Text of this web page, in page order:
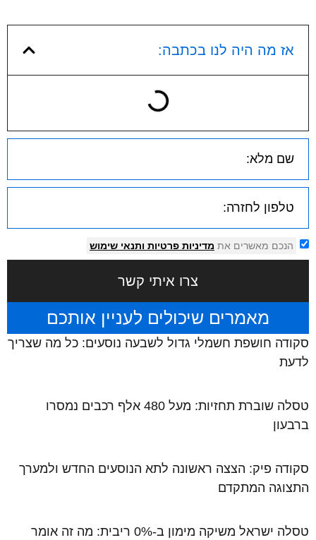
אז מה היה לנו בכתבה:
הנכם מאשרים את מדיניות פרטיות ותנאי שימוש
צרו איתי קשר
מאמרים שיכולים לעניין אותכם
סקודה חושפת חשמלי גדול לשבעה נוסעים: כל מה שצריך
לדעת
טסלה שוברת תחזיות: מעל 480 אלף רכבים נמסרו
ברבעון
סקודה פיק: הצצה ראשונה לתא הנוסעים החדש ולמערך
התצוגה המתקדם
טסלה ישראל משיקה מימון ב-0% ריבית: מה זה אומר